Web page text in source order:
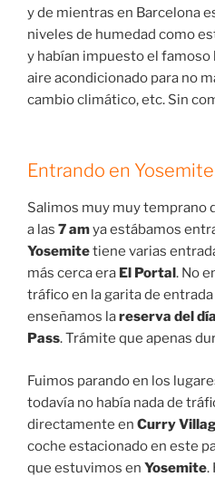
y de mientras en Barcelona
niveles de humedad como
y habían impuesto el
aire acondicionado para no
cambio climático, etc. Sin
Entrando en Yosemite
Salimos muy muy temprano
a las 7 amya estábamos
Yosemitetiene varias
más cerca era El Portal. No
tráfico en la garita de
enseñamos lareserva del
Pass. Trámite que apenas
Fuimos parando en los
todavía no había nada de
directamente en Curry
coche estacionado en este
que estuvimos en Yosemite.